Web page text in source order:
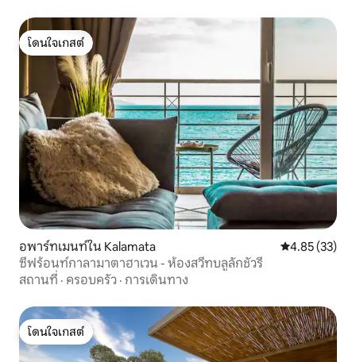
โดนใจเกสต์
โดนใจเกสต์
อพาร์ทเมนท์ใน Kalamata คะแนนเฉลี่ย
4.85 (33)
ซีฟร้อนท์กาลามาตาฮาเวน - ห้องสวีทบลูลักชัวรี
สถานที่ · ครอบครัว · การเดินทาง
โดนใจเกสต์
โดนใจเกสต์